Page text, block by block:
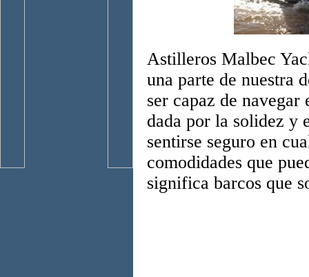
Astilleros Malbec
una parte de nuestra
ser capaz de
dada por la solidez y
sentirse seguro en
comodidades que
significa barcos que